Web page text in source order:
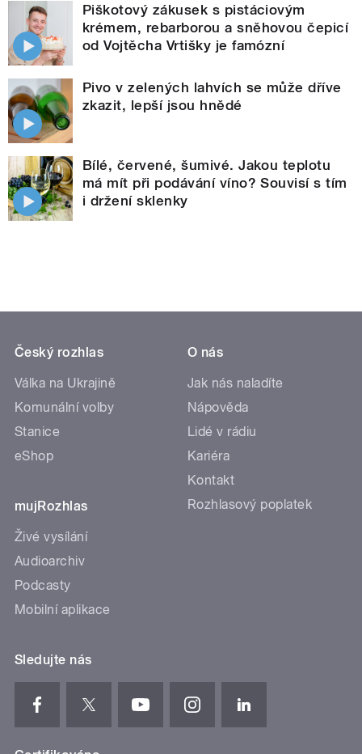
Piškotový zákusek s pistáciovým
krémem, rebarborou a sněhovou čepicí
od Vojtěcha Vrtišky je famózní
Pivo v zelených lahvích se může dříve
zkazit, lepší jsou hnědé
Bílé, červené, šumivé. Jakou teplotu
má mít při podávání víno? Souvisí s tím
i držení sklenky
Český rozhlas
Válka na Ukrajině
Komunální volby
Stanice
eShop
mujRozhlas
Živé vysílání
Audioarchiv
Podcasty
Mobilní aplikace
O nás
Jak nás naladíte
Nápověda
Lidé v rádiu
Kariéra
Kontakt
Rozhlasový poplatek
Sledujte nás